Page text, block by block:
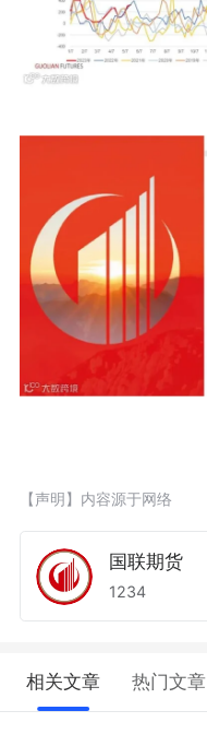
【声明】内容源于网络
国联期货
1234
相关文章 热门文章